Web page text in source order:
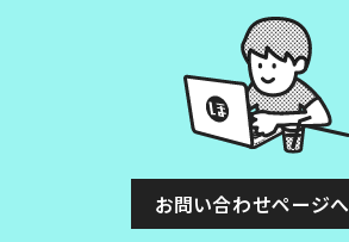
お問い合わせページへ